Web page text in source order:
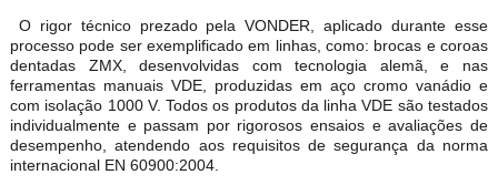
O rigor técnico prezado pela VONDER, aplicado durante esse
processo pode ser exemplificado em linhas, como: brocas e coroas
dentadas ZMX, desenvolvidas com tecnologia alemã, e nas
ferramentas manuais VDE, produzidas em aço cromo vanádio e
com isolação 1000 V. Todos os produtos da linha VDE são testados
individualmente e passam por rigorosos ensaios e avaliações de
desempenho, atendendo aos requisitos de segurança da norma
internacional EN 60900:2004.